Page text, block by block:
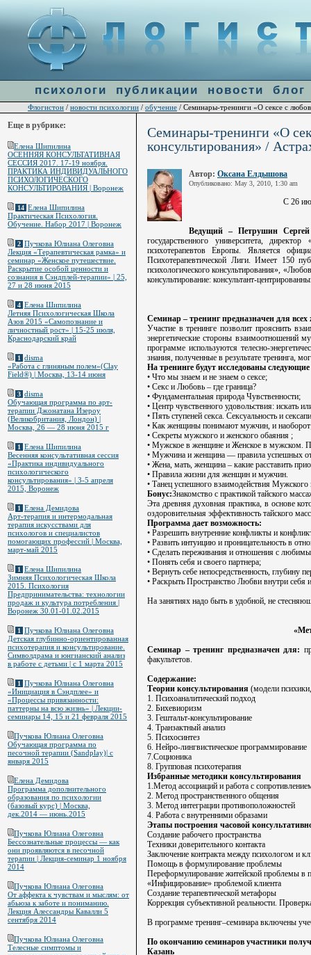
: file_get_contents(http://ulogin.ru/token.php?token=&host=flogiston.ru) [
Семинары-тренинги «О
консультирования» /
Автор: Оксана Елдышова
Опубликовано: May 3, 2010, 1:30 am
С 26
Ведущий – Петрушин
государственного университета,
психотерапевтов Европы. Является
Психотерапевтической Лиги. Имеет 150
психологического консультирования»,
консультирование: консультант-
Семинар – тренинг предназначен для
Участие в тренинге позволит прояснить
энергетические стороны взаимоотношений
программе используются телесно-
знания, полученные в результате тренинга,
На тренинге будут исследованы
• Что мы знаем и не знаем о сексе;
• Секс и Любовь – где граница?
• Фундаментальная природа Чувственности;
• Центр чувственного удовольствия: искать
• Пять ступеней секса. Сексуальность и
• Как женщины понимают мужчин, и
• Секреты мужского и женского обаяния ;
• Мужское в женщине и Женское в мужском.
• Мужчина и женщина — правила успешных
• Жена, мать, женщина – какие расставить
• Правила жизни для женщин и мужчин.
• Танец успешного взаимодействия Мужского
Бонус:Знакомство с практикой тайского
Эта древняя духовная практика, в основе
оздоровительная эффективность тайского
Программа дает возможность:
• Разрешить внутренние конфликты и
• Развить интуицию и проницательность в
• Сделать переживания и отношения с
• Понять себя и своего партнера;
• Вернуть себе непосредственность,
• Раскрыть Пространство Любви внутри
На занятиях надо быть в удобной, не
Семинар – тренинг предназначен для:
факультетов.
Содержание:
Теории консультирования (модели
1. Психоаналитический подход
2. Бихевиоризм
3. Гештальт-консультирование
4. Транзактный анализ
5. Психосинтез
6. Нейро-лингвистическое программирование
7.Соционика
8. Групповая психотерапия
Избранные методики консультирования
1.Метод ассоциаций и работа с
2. Метод пространственного общения
3. Метод интеграции противоположностей
4. Работа с внутренними образами
Этапы построения часовой
Создание рабочего пространства
Техники доверительного контакта
Заключение контракта между психологом и
Помощь в формулирование проблемы
Переформулирование житейской проблемы в
«Инфицирование» проблемой клиента
Создание терапевтической метафоры
Коррекция субъективной реальности.
В программе тренинг–семинара включены
По окончанию семинаров участники
Казань
психологи публикации новости блог
Флогистон / новости психологии / обучение / Семинары-тренинги «О сексе с
Еще в рубрике:
Елена Шипилина
ОСЕННЯЯ КОНСУЛЬТАТИВНАЯ
СЕССИЯ 2017. 17-19 ноября.
ПРАКТИКА ИНДИВИДУАЛЬНОГО
ПСИХОЛОГИЧЕСКОГО
КОНСУЛЬТИРОВАНИЯ | Воронеж
14 Елена Шипилина
Практическая Психология.
Обучение. Набор 2017 | Воронеж
2 Пучкова Юлиана Олеговна
Лекция «Терапевтическая рамка» и
семинар «Женское путешествие.
Раскрытие особой ценности и
сознания в Сэндплей-терапии» | 25,
27 и 28 июня 2015
4 Елена Шипилина
Летняя Психологическая Школа
Азов 2015 «Самопознание и
личностный рост» | 15-25 июля,
Краснодарский край
1 disma
«Работа с глиняным полем»(Clay
Field®) | Москва, 13-14 июня
3 disma
Обучающая программа по арт-
терапии Джонатана Изероу
(Великобритания, Лондон) |
Москва, 26 — 28 июня 2015 г
1 Елена Шипилина
Весенняя консультативная сессия
«Практика индивидуального
психологического
консультирования» | 3-5 апреля
2015, Воронеж
1 Елена Демидова
Арт-терапия и интермодальная
терапия искусствами для
психологов и специалистов
помогающих профессий | Москва,
март-май 2015
1 Елена Шипилина
Зимняя Психологическая Школа
2015. Психология
Предпринимательства: технологии
продаж и культура потребления |
Воронеж 30.01-01.02.2015
1 Пучкова Юлиана Олеговна
Детская глубинно-ориентированная
психотерапия и консультирование.
Символдрама и юнгианский анализ
в работе с детьми | c 1 марта 2015
1 Пучкова Юлиана Олеговна
«Инициация в Сэндплее» и
«Процессы привязанности:
паттерны на всю жизнь» | Лекции-
семинары 14, 15 и 21 февраля 2015
Пучкова Юлиана Олеговна
Обучающая программа по
песочной терапии (Sandplay)| с
января 2015
Елена Демидова
Программа дополнительного
образования по психологии
(базовый курс) | Москва,
дек.2014 — июнь.2015
Пучкова Юлиана Олеговна
Бессознательные процессы — как
они проявляются в песочной
терапии | Лекция-семинар 1 ноября
2014
Пучкова Юлиана Олеговна
От аффекта к чувствам и мыслям: от
абьюза к заботе и пониманию.
Лекция Алессандры Кавалли 5
сентября 2014
Пучкова Юлиана Олеговна
Телесные симптомы и